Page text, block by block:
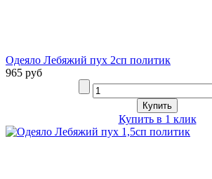
Одеяло Лебяжий пух 2сп политик
965 руб
Купить в 1 клик